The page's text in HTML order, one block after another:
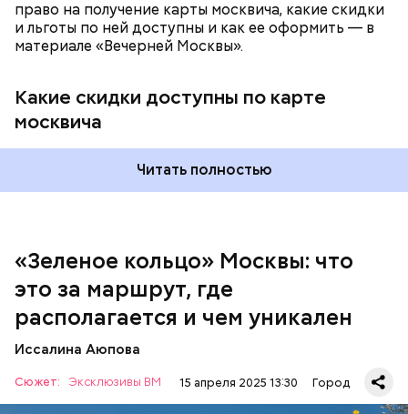
право на получение карты москвича, какие скидки
и льготы по ней доступны и как ее оформить — в
материале «Вечерней Москвы».
Какие скидки доступны по карте
москвича
Читать полностью
«Зеленое кольцо» Москвы: что
это за маршрут, где
располагается и чем уникален
Иссалина Аюпова
Сюжет: Эксклюзивы ВМ 15 апреля 2025 13:30 Город
— На сегодняшний день уже готово более 50
Тимирязевского парка до Лосиного Острова за
счет проложения велополос на улицах между
Безусловно, самым известным местом из романа
являются Патриаршие пруды — именно там
начинается действие произведения. Здесь поэт
Иван Бездомный и литератор Михаил Берлиоз
встретились с Воландом и его свитой. Неподалеку
Аннушка разлила подсолнечное масло, и Берлиоз
остался без головы. Это произошло на перекрестке
Подвал Мастера